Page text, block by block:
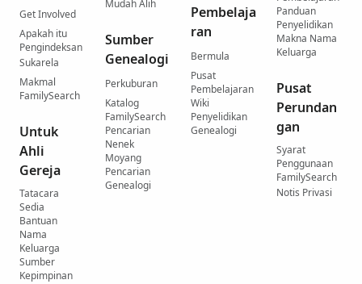
Get Involved
Apakah itu
Pengindeksan
Sukarela
Makmal
FamilySearch
Untuk
Ahli
Gereja
Tatacara
Sedia
Bantuan
Nama
Keluarga
Sumber
Kepimpinan
Mudah Alih
Sumber
Genealogi
Perkuburan
Katalog
FamilySearch
Pencarian
Nenek
Moyang
Pencarian
Genealogi
Pembelaja
ran
Bermula
Pusat
Pembelajaran
Wiki
Penyelidikan
Genealogi
Panduan
Penyelidikan
Makna Nama
Keluarga
Pusat
Perundan
gan
Syarat
Penggunaan
FamilySearch
Notis Privasi